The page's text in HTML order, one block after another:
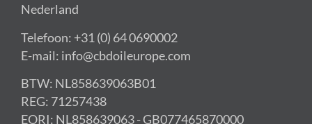
Nederland
Telefoon: +31 (0) 64 0690002
E-mail: info@cbdoileurope.com
BTW: NL858639063B01
REG: 71257438
EORI: NL858639063 - GB077465870000